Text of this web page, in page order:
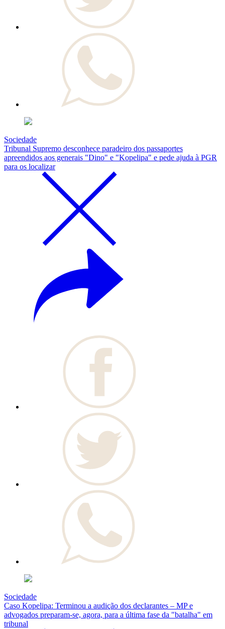
Sociedade
Tribunal Supremo desconhece paradeiro dos passaportes
apreendidos aos generais "Dino" e "Kopelipa" e pede ajuda à PGR
para os localizar
Sociedade
Caso Kopelipa: Terminou a audição dos declarantes – MP e
advogados preparam-se, agora, para a última fase da "batalha" em
tribunal